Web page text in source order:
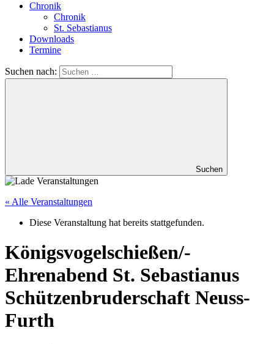
Chronik
Chronik
St. Sebastianus
Downloads
Termine
Suchen nach:
Suchen
« Alle Veranstaltungen
Diese Veranstaltung hat bereits stattgefunden.
Königsvogelschießen/-
Ehrenabend St. Sebastianus
Schützenbruderschaft Neuss-
Furth